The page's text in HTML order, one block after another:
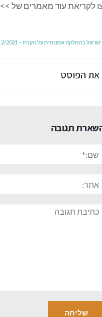
לקריאת עוד מאמרים של >>
בהחלקה אמנותית על הקרח – 15-16/12/2021
את הפוסט
תגובה
תגובה